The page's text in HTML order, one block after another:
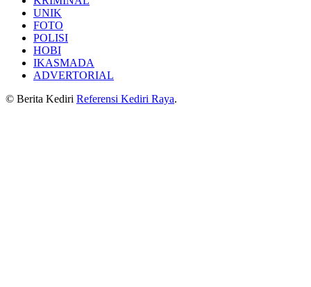
UNIK
FOTO
POLISI
HOBI
IKASMADA
ADVERTORIAL
© Berita Kediri Referensi Kediri Raya.